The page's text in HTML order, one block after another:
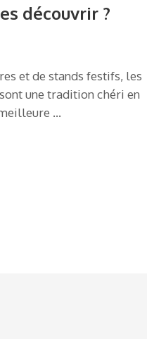
découvrir ?
et de stands festifs, les
une tradition chéri en
…